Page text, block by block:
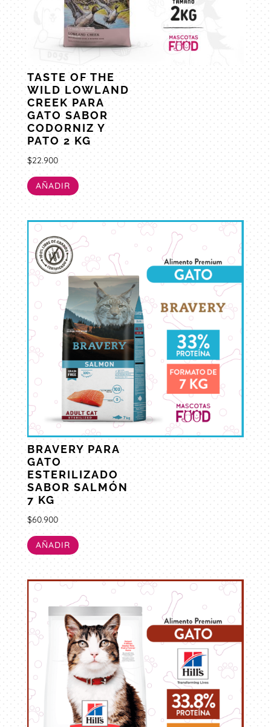
TASTE OF THE
WILD LOWLAND
CREEK PARA
GATO SABOR
CODORNIZ Y
PATO 2 KG
$22.900
AÑADIR
BRAVERY PARA
GATO
ESTERILIZADO
SABOR SALMÓN
7 KG
$60.900
AÑADIR